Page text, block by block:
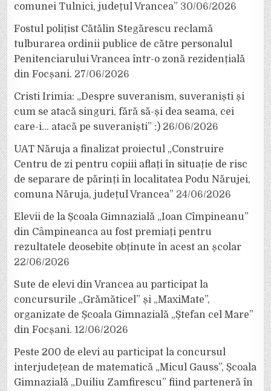
comunei Tulnici, județul Vrancea” 30/06/2026
Fostul polițist Cătălin Stegărescu reclamă
tulburarea ordinii publice de către personalul
Penitenciarului Vrancea într-o zonă rezidențială
din Focșani. 27/06/2026
Cristi Irimia: „Despre suveranism, suveraniști și
cum se atacă singuri, fără să-și dea seama, cei
care-i… atacă pe suveraniști” :) 26/06/2026
UAT Năruja a finalizat proiectul „Construire
Centru de zi pentru copiii aflați în situație de risc
de separare de părinți în localitatea Podu Nărujei,
comuna Năruja, județul Vrancea” 24/06/2026
Elevii de la Școala Gimnazială „Ioan Cîmpineanu”
din Câmpineanca au fost premiați pentru
rezultatele deosebite obținute în acest an școlar
22/06/2026
Sute de elevi din Vrancea au participat la
concursurile „Grămăticel” și „MaxiMate”,
organizate de Școala Gimnazială „Ștefan cel Mare”
din Focșani. 12/06/2026
Peste 200 de elevi au participat la concursul
interjudețean de matematică „Micul Gauss”, Școala
Gimnazială „Duiliu Zamfirescu” fiind parteneră în